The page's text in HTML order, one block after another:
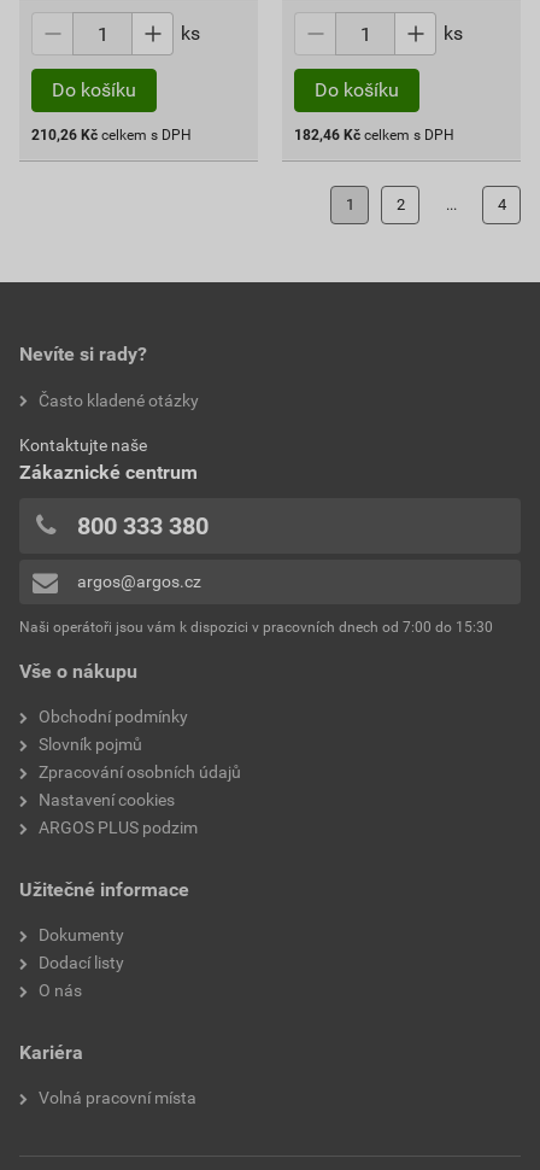
ks
Do košíku
210,26 Kč celkem s DPH
ks
Do košíku
182,46 Kč celkem s DPH
1 2 ... 4
Vše o nákupu
Obchodní podmínky
Slovník pojmů
Zpracování osobních údajů
Nastavení cookies
ARGOS PLUS podzim
Užitečné informace
Dokumenty
Dodací listy
O nás
Kariéra
Volná pracovní místa
Nevíte si rady?
Často kladené otázky
Kontaktujte naše
Zákaznické centrum
800 333 380
argos@argos.cz
Naši operátoři jsou vám k dispozici v pracovních dnech od 7:00 do 15:30